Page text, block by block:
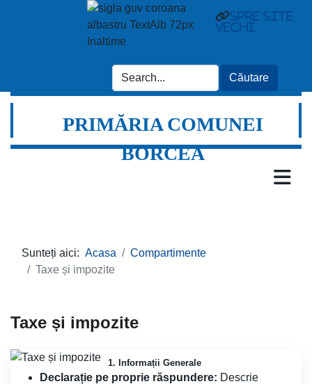
spre site
vechi
PRIMĂRIA COMUNEI
BORCEA
Sunteți aici: Acasa
Compartimente
Taxe și impozite
Taxe și impozite
1. Informații Generale
Declarație pe proprie răspundere: Descrie